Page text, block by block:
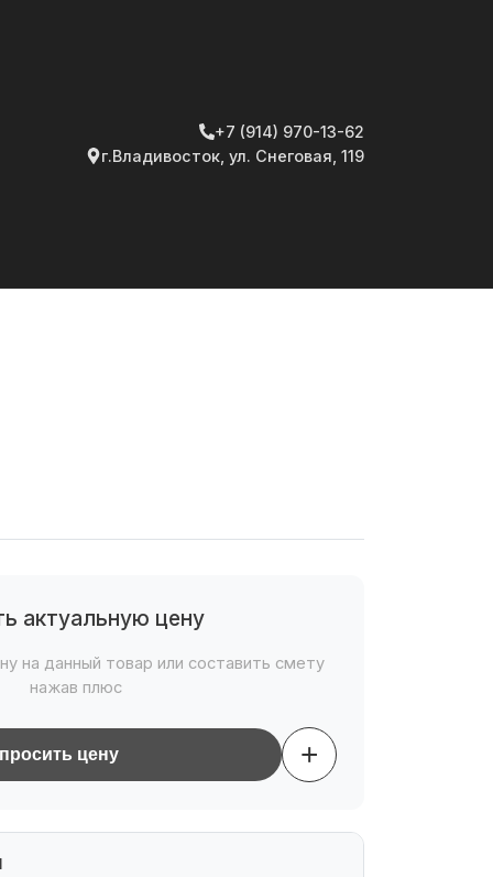
+7 (914) 970-13-62
г.Владивосток, ул. Снеговая, 119
актуальную цену
на данный товар или составить смету
нажав плюс
цену +